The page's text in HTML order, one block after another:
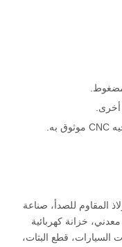
المقاوم للصدأ، صناعة
خزانة كهربائية
قطع البتات،